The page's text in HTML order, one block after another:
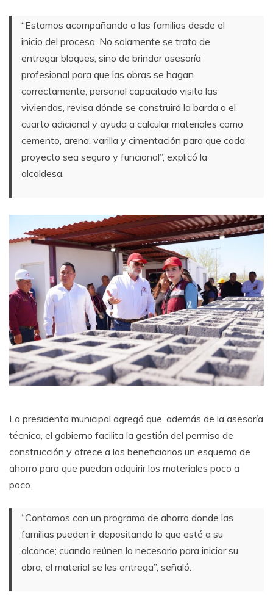
“Estamos acompañando a las familias desde el
inicio del proceso. No solamente se trata de
entregar bloques, sino de brindar asesoría
profesional para que las obras se hagan
correctamente; personal capacitado visita las
viviendas, revisa dónde se construirá la barda o el
cuarto adicional y ayuda a calcular materiales como
cemento, arena, varilla y cimentación para que cada
proyecto sea seguro y funcional”, explicó la
alcaldesa.
La presidenta municipal agregó que, además de la asesoría
técnica, el gobierno facilita la gestión del permiso de
construcción y ofrece a los beneficiarios un esquema de
ahorro para que puedan adquirir los materiales poco a
poco.
“Contamos con un programa de ahorro donde las
familias pueden ir depositando lo que esté a su
alcance; cuando reúnen lo necesario para iniciar su
obra, el material se les entrega”, señaló.